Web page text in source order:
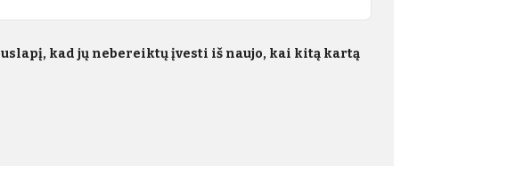
kad jų nebereiktų įvesti iš naujo, kai kitą kartą